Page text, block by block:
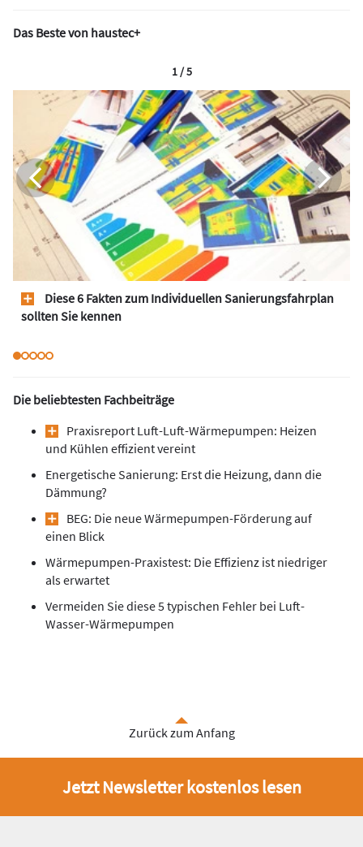
Das Beste von haustec+
Diese 6 Fakten zum Individuellen Sanierungsfahrplan
sollten Sie kennen
1 / 5
Die beliebtesten Fachbeiträge
Praxisreport Luft-Luft-Wärmepumpen: Heizen
und Kühlen effizient vereint
Energetische Sanierung: Erst die Heizung, dann die
Dämmung?
BEG: Die neue Wärmepumpen-Förderung auf
einen Blick
Wärmepumpen-Praxistest: Die Effizienz ist niedriger
als erwartet
Vermeiden Sie diese 5 typischen Fehler bei Luft-
Wasser-Wärmepumpen
Zurück zum Anfang
Jetzt Newsletter kostenlos lesen